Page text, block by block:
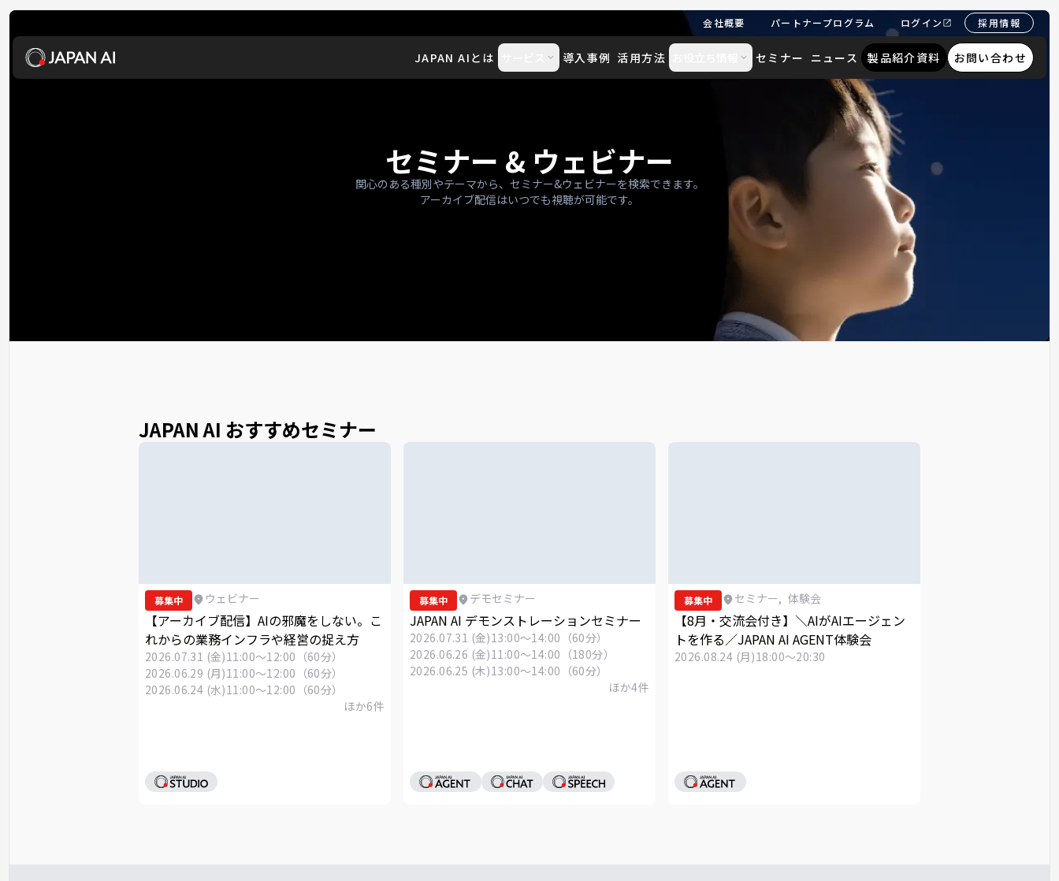
会社概要 パートナープログラム ログイン 採用情報
JAPAN AIとは 導入事例 活用方法 セミナー ニュース 製品紹介資料 お問い合わせ
セミナー & ウェビナー
関心のある種別やテーマから、 セミナー&ウェビナーを検索できます。
アーカイブ配信はいつでも視聴が可能です。
JAPAN AI おすすめセミナー
募集中 ウェビナー
【アーカイブ配信】AIの邪魔をしない。こ
れからの業務インフラや経営の捉え方
2026.07.31 (金)11:00～12:00（60分）
2026.06.29 (月)11:00～12:00（60分）
2026.06.24 (水)11:00～12:00（60分）
ほか6件
募集中 デモセミナー
JAPAN AI デモンストレーションセミナー
2026.07.31 (金)13:00～14:00（60分）
2026.06.26 (金)11:00～14:00（180分）
2026.06.25 (木)13:00～14:00（60分）
ほか4件
募集中 セミナー, 体験会
【8月・交流会付き】＼AIがAIエージェン
トを作る／JAPAN AI AGENT体験会
2026.08.24 (月)18:00～20:30